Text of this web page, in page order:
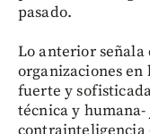
pasado.
Lo anterior señala
organizaciones
fuerte y
técnica y
contrainteligencia